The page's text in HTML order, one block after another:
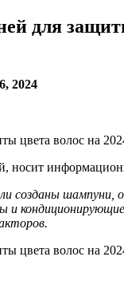
для
2024
носит
созданы